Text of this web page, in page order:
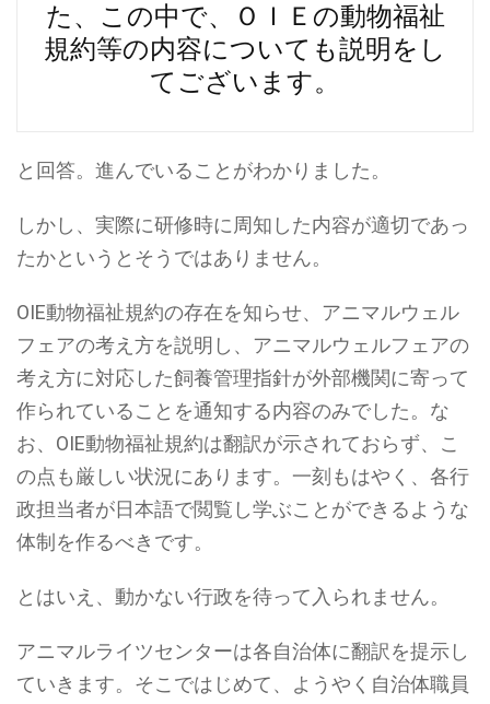
た、この中で、ＯＩＥの動物福祉
規約等の内容についても説明をし
てございます。
と回答。進んでいることがわかりました。
しかし、実際に研修時に周知した内容が適切であっ
たかというとそうではありません。
OIE動物福祉規約の存在を知らせ、アニマルウェル
フェアの考え方を説明し、アニマルウェルフェアの
考え方に対応した飼養管理指針が外部機関に寄って
作られていることを通知する内容のみでした。な
お、OIE動物福祉規約は翻訳が示されておらず、こ
の点も厳しい状況にあります。一刻もはやく、各行
政担当者が日本語で閲覧し学ぶことができるような
体制を作るべきです。
とはいえ、動かない行政を待って入られません。
アニマルライツセンターは各自治体に翻訳を提示し
ていきます。そこではじめて、ようやく自治体職員